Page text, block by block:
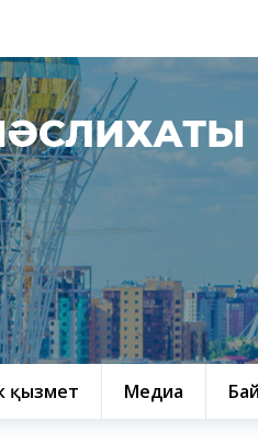
қызмет Медиа